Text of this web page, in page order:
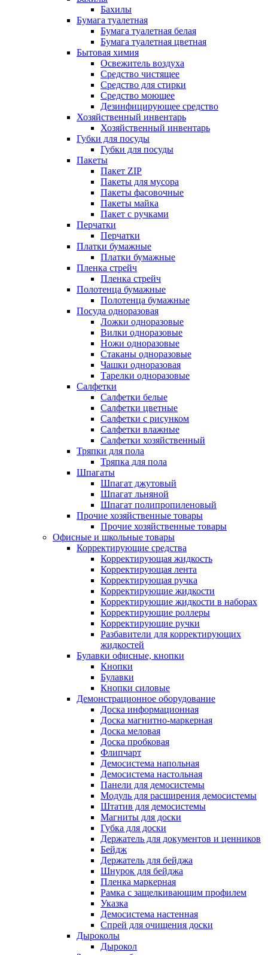
Бахилы
Бумага туалетная
Бумага туалетная белая
Бумага туалетная цветная
Бытовая химия
Освежитель воздуха
Средство чистящее
Средство для стирки
Средство моющее
Дезинфицирующее средство
Хозяйственный инвентарь
Хозяйственный инвентарь
Губки для посуды
Губки для посуды
Пакеты
Пакет ZIP
Пакеты для мусора
Пакеты фасовочные
Пакеты майка
Пакет с ручками
Перчатки
Перчатки
Платки бумажные
Платки бумажные
Пленка стрейч
Пленка стрейч
Полотенца бумажные
Полотенца бумажные
Посуда одноразовая
Ложки одноразовые
Вилки одноразовые
Ножи одноразовые
Стаканы одноразовые
Чашки одноразовая
Тарелки одноразовые
Салфетки
Салфетки белые
Салфетки цветные
Салфетки с рисунком
Салфетки влажные
Салфетки хозяйственный
Тряпки для пола
Тряпка для пола
Шпагаты
Шпагат джутовый
Шпагат льняной
Шпагат полипропиленовый
Прочие хозяйственные товары
Прочие хозяйственные товары
Офисные и школьные товары
Корректирующие средства
Корректирующая жидкость
Корректирующая лента
Корректирующая ручка
Корректирующие жидкости
Корректирующие жидкости в наборах
Корректирующие роллеры
Корректирующие ручки
Разбавители для корректирующих
жидкостей
Булавки офисные, кнопки
Кнопки
Булавки
Кнопки силовые
Демонстрационное оборудование
Доска информационная
Доска магнитно-маркерная
Доска меловая
Доска пробковая
Флипчарт
Демосистема напольная
Демосистема настольная
Панели для демосистемы
Модуль для расширения демосистемы
Штатив для демосистемы
Магниты для доски
Губка для доски
Держатель для документов и ценников
Бейдж
Держатель для бейджа
Шнурок для бейджа
Пленка маркерная
Рамка с защелкивающим профилем
Указка
Демосистема настенная
Спрей для очищения доски
Дыроколы
Дырокол